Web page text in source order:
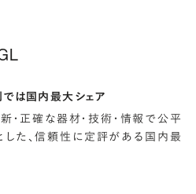
は国内最大シェア
・正確な器材・技術・情報で公平
した、信頼性に定評がある国内最